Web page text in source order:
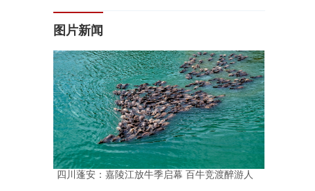
图片新闻
四川蓬安：嘉陵江放牛季启幕 百牛竞渡醉游人